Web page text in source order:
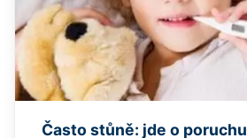
Často stůně: jde o poruchu